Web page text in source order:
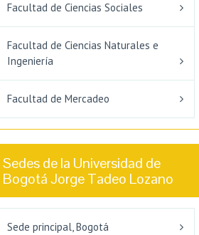
Facultad de Ciencias Sociales
Facultad de Ciencias Naturales e
Ingeniería
Facultad de Mercadeo
Sedes de la Universidad de
Bogotá Jorge Tadeo Lozano
Sede principal, Bogotá